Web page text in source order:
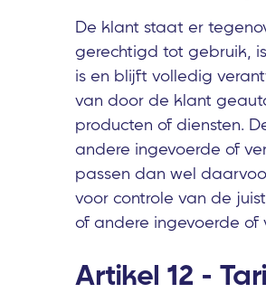
De klant staat er
gerechtigd tot gebruik,
is en blijft volledig
van door de klant
producten of diensten.
andere ingevoerde of
passen dan wel
voor controle van de
of andere ingevoerde of
Artikel 12 -